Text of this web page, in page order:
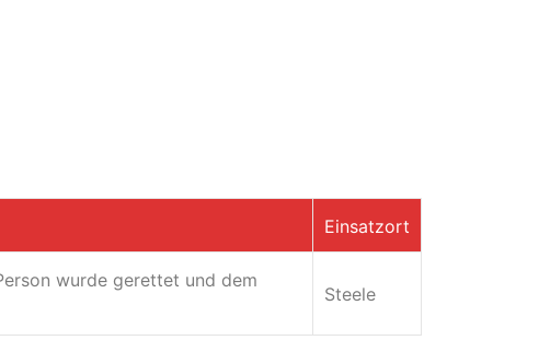
Einsatzort
wurde gerettet und dem
Steele